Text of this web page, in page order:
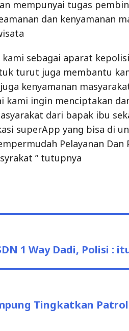
mempunyai tugas
dan kenyamanan
sebagai aparat
turut juga membantu
kenyamanan
kami ingin menciptakan
dari bapak ibu
superApp yang bisa di
Pelayanan Dan
” tutupnya
1 Way Dadi, Polisi :
Tingkatkan